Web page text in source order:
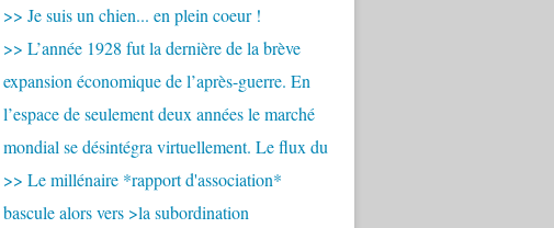
>> Je suis un chien... en plein coeur !
>> L’année 1928 fut la dernière de la brève
expansion économique de l’après-guerre. En
l’espace de seulement deux années le marché
mondial se désintégra virtuellement. Le flux du
>> Le millénaire *rapport d'association*
bascule alors vers >la subordination